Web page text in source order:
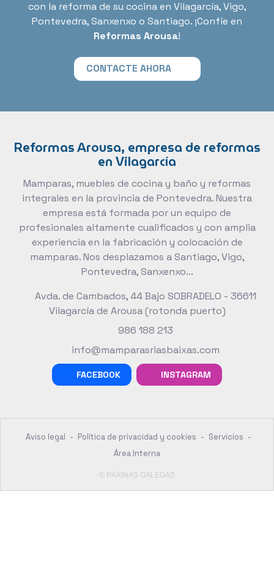
con la reforma de su cocina en Vilagarcía, Vigo,
Pontevedra, Sanxenxo o Santiago. ¡Confíe en
Reformas Arousa!
CONTACTE AHORA
Reformas Arousa, empresa de reformas
en Vilagarcía
Mamparas, muebles de cocina y baño y reformas
integrales en la provincia de Pontevedra. Nuestra
empresa está formada por un equipo de
profesionales altamente cualificados y con amplia
experiencia en la fabricación y colocación de
mamparas. Nos desplazamos a Santiago, Vigo,
Pontevedra, Sanxenxo...
Avda. de Cambados, 44 Bajo SOBRADELO - 36611
Vilagarcía de Arousa (rotonda puerto)
986 188 213
info@mamparasriasbaixas.com
FACEBOOK INSTAGRAM
Aviso legal - Política de privacidad y cookies - Servicios -
Área Interna
© PÁXINAS GALEGAS